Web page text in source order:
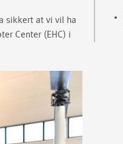
sikkert at vi vil ha
Center (EHC) i